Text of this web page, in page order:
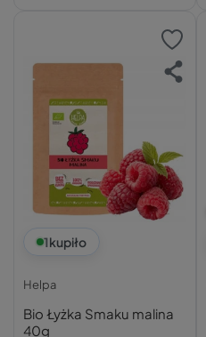
1kupiło
Helpa
Bio Łyżka Smaku malina
40g